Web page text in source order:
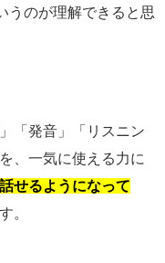
うのが理解できると思
「発音」「リスニン
、一気に使える力に
せるようになって
。